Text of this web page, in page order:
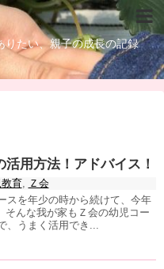
りたい、親子の成長の記録
用方法！アドバイス！
育,
Ｚ会
スを年少の時から続けて、今年
そんな我が家もＺ会の幼児コー
、うまく活用でき...